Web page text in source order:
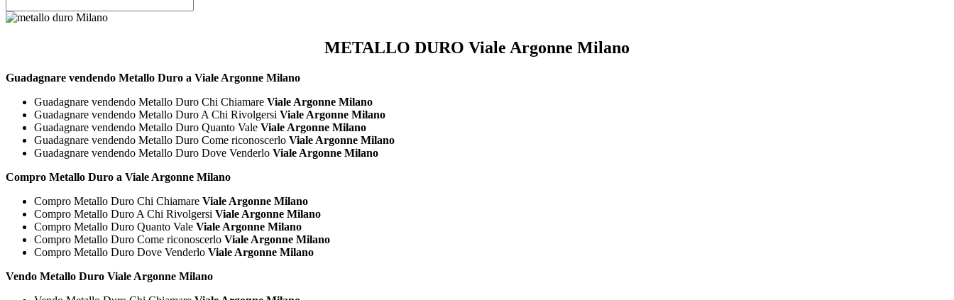
METALLO DURO Viale Argonne Milano
Guadagnare vendendo Metallo Duro a Viale Argonne Milano
Guadagnare vendendo Metallo Duro Chi Chiamare Viale Argonne Milano
Guadagnare vendendo Metallo Duro A Chi Rivolgersi Viale Argonne Milano
Guadagnare vendendo Metallo Duro Quanto Vale Viale Argonne Milano
Guadagnare vendendo Metallo Duro Come riconoscerlo Viale Argonne Milano
Guadagnare vendendo Metallo Duro Dove Venderlo Viale Argonne Milano
Compro Metallo Duro a Viale Argonne Milano
Compro Metallo Duro Chi Chiamare Viale Argonne Milano
Compro Metallo Duro A Chi Rivolgersi Viale Argonne Milano
Compro Metallo Duro Quanto Vale Viale Argonne Milano
Compro Metallo Duro Come riconoscerlo Viale Argonne Milano
Compro Metallo Duro Dove Venderlo Viale Argonne Milano
Vendo Metallo Duro Viale Argonne Milano